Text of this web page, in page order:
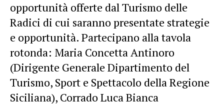
opportunità offerte dal Turismo delle
Radici di cui saranno presentate strategie
e opportunità. Partecipano alla tavola
rotonda: Maria Concetta Antinoro
(Dirigente Generale Dipartimento del
Turismo, Sport e Spettacolo della Regione
Siciliana), Corrado Luca Bianca